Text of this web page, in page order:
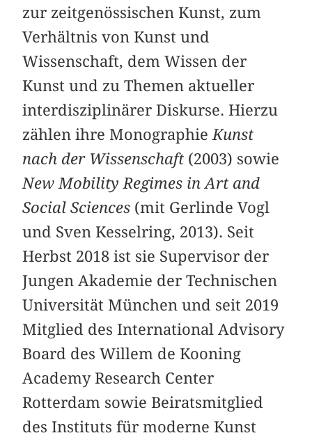
zur zeitgenössischen Kunst, zum
Verhältnis von Kunst und
Wissenschaft, dem Wissen der
Kunst und zu Themen aktueller
interdisziplinärer Diskurse. Hierzu
zählen ihre Monographie Kunst
nach der Wissenschaft (2003) sowie
New Mobility Regimes in Art and
Social Sciences (mit Gerlinde Vogl
und Sven Kesselring, 2013). Seit
Herbst 2018 ist sie Supervisor der
Jungen Akademie der Technischen
Universität München und seit 2019
Mitglied des International Advisory
Board des Willem de Kooning
Academy Research Center
Rotterdam sowie Beiratsmitglied
des Instituts für moderne Kunst